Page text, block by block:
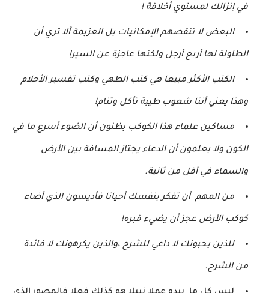
في إنزالك لمستوي أخلاقة !
البعض لا تنقصهم الإمكانيات بل العزيمة آلا تري أن
الطاولة لها أربع أرجل ولكنها عاجزة عن السير!
الكتب الأكثر مبيعا هي كتب الطهي وكتب تفسير الأحلام
وهذا يعني أننا شعوب طيبة تأكل وتنام!
مساكين علماء هذا الكوكب يظنون أن الضوء أسرع ما في
الكون ولا يعلمون أن الدعاء يجتاز المسافة بين الأرض
والسماء في أقل من ثانية.
من المهم أن تفكر بنفسك أحيانا فأديسون الذي أضاء
كوكب الأرض عجز أن يضيء قبره!
للذين يحبونك لا داعي للشرح ،والذين يكرهونك لا فائدة
من الشرح.